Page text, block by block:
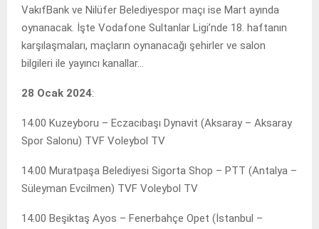
VakıfBank ve Nilüfer Belediyespor maçı ise Mart ayında
oynanacak. İşte Vodafone Sultanlar Ligi’nde 18. haftanın
karşılaşmaları, maçların oynanacağı şehirler ve salon
bilgileri ile yayıncı kanallar…
28 Ocak 2024:
14.00 Kuzeyboru – Eczacıbaşı Dynavit (Aksaray – Aksaray
Spor Salonu) TVF Voleybol TV
14.00 Muratpaşa Belediyesi Sigorta Shop – PTT (Antalya –
Süleyman Evcilmen) TVF Voleybol TV
14.00 Beşiktaş Ayos – Fenerbahçe Opet (İstanbul –